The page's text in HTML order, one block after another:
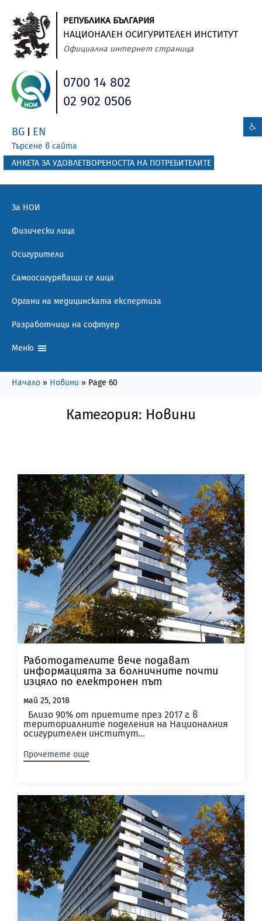
РЕПУБЛИКА БЪЛГАРИЯ
НАЦИОНАЛЕН ОСИГУРИТЕЛЕН ИНСТИТУТ
Официална интернет страница
0700 14 802
02 902 0506
BG EN
Търсене в сайта
АНКЕТА ЗА УДОВЛЕТВОРЕНОСТТА НА ПОТРЕБИТЕЛИТЕ
За НОИ
Физически лица
Осигурители
Самоосигуряващи се лица
Органи на медицинската експертиза
Разработчици на софтуер
Меню
Начало » Новини » Page 60
Категория: Новини
Работодателите вече подават
информацията за болничните почти
изцяло по електронен път
май 25, 2018
Близо 90% от приетите през 2017 г. в
териториалните поделения на Националния
осигурителен институт...
Прочетете още